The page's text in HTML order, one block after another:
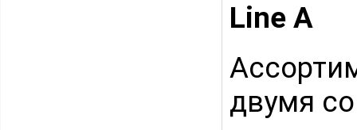
Line A
двумя